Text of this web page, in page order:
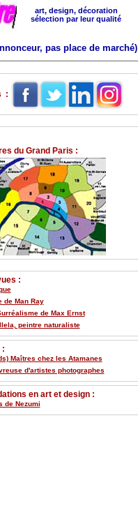
art, design, décoration
sélection par leur qualité
pas place de marché)
:
du Grand Paris :
:
de Man Ray
de Max Ernst
peintre naturaliste
:
Maîtres chez les Atamanes
d'artistes photographes
en art et design :
de Nezumi